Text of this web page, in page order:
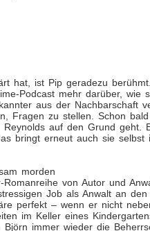
hat, ist Pip geradezu
Podcast mehr darüber, wie
aus der Nachbarschaft
Fragen zu stellen. Schon
auf den Grund geht.
bringt erneut auch sie
morden
von Autor und
Job als Anwalt an
perfekt – wenn er nicht
im Keller eines
immer wieder die